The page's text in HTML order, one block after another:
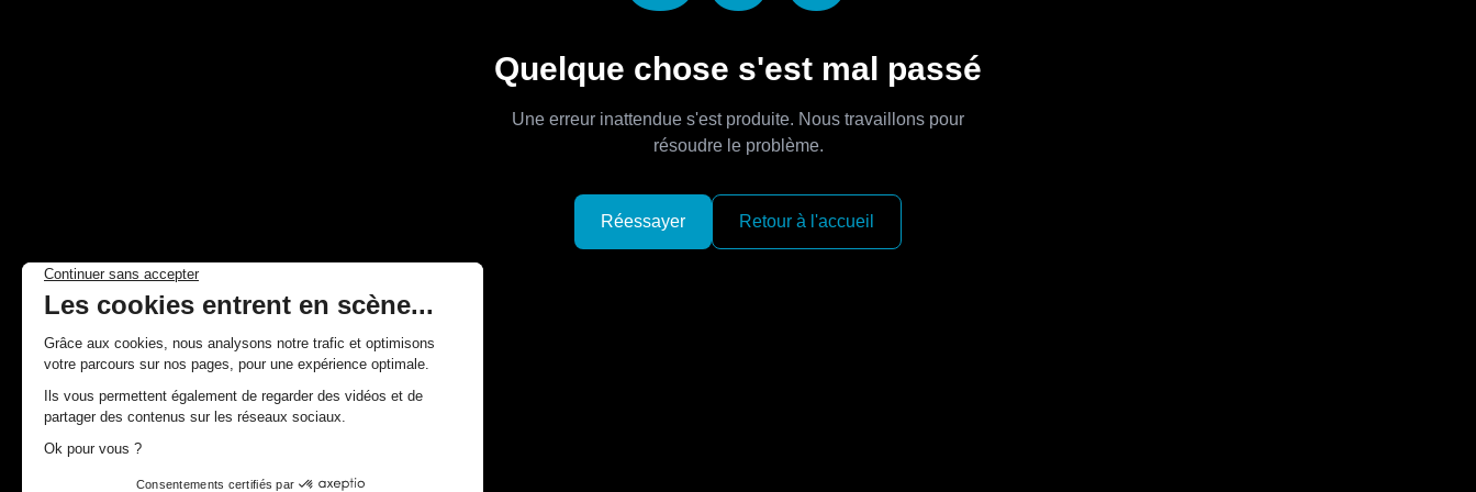
Quelque chose s'est mal passé
Une erreur inattendue s'est produite. Nous travaillons pour
résoudre le problème.
Réessayer Retour à l'accueil